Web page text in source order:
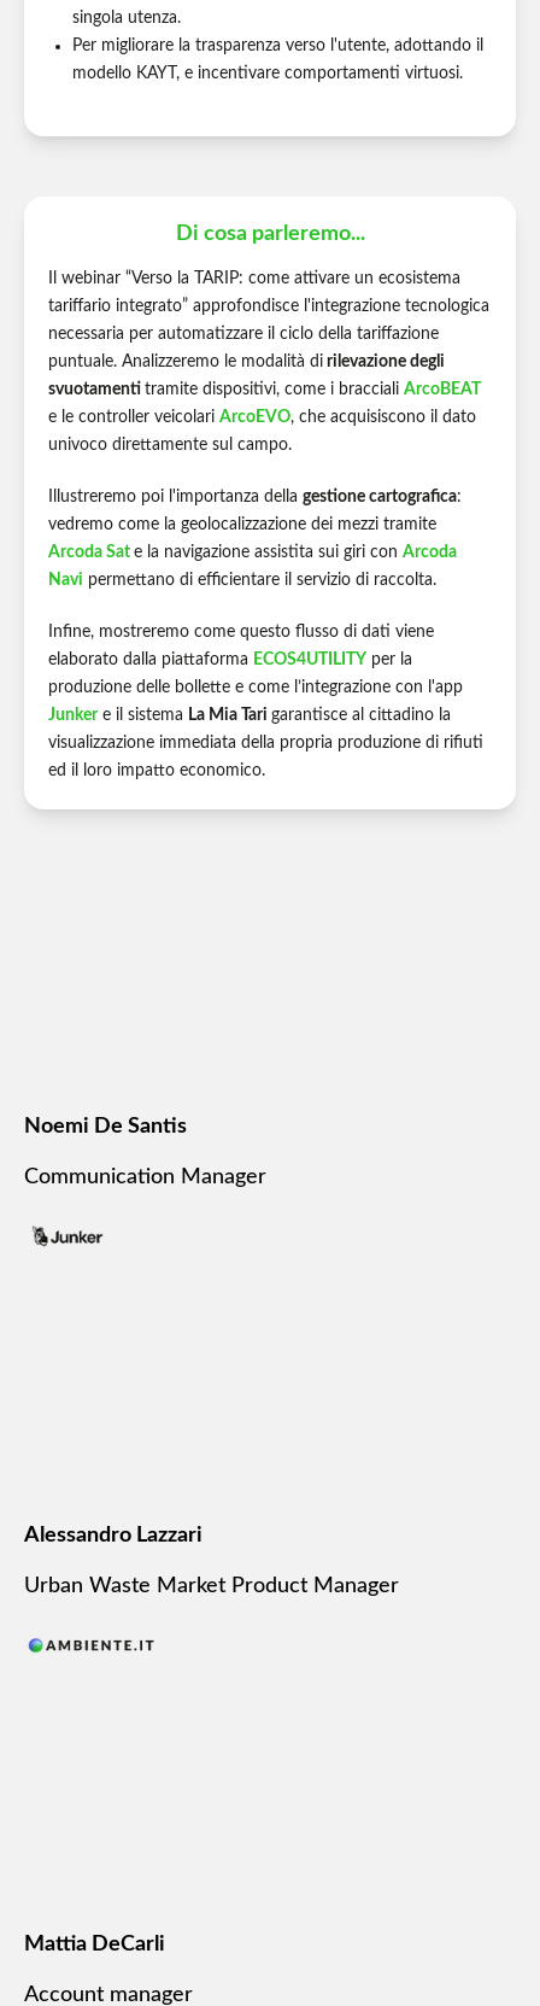
singola utenza.
Per migliorare la trasparenza verso l'utente, adottando il
modello KAYT, e incentivare comportamenti virtuosi.
Di cosa parleremo...
Il webinar “Verso la TARIP: come attivare un ecosistema
tariffario integrato” approfondisce l'integrazione tecnologica
necessaria per automatizzare il ciclo della tariffazione
puntuale. Analizzeremo le modalità di rilevazione degli
svuotamenti tramite dispositivi, come i bracciali ArcoBEAT
e le controller veicolari ArcoEVO, che acquisiscono il dato
univoco direttamente sul campo.
Illustreremo poi l'importanza della gestione cartografica:
vedremo come la geolocalizzazione dei mezzi tramite
Arcoda Sat e la navigazione assistita sui giri con Arcoda
Navi permettano di efficientare il servizio di raccolta.
Infine, mostreremo come questo flusso di dati viene
elaborato dalla piattaforma ECOS4UTILITY per la
produzione delle bollette e come l’integrazione con l'app
Junkere il sistema La Mia Tari garantisce al cittadino la
visualizzazione immediata della propria produzione di rifiuti
ed il loro impatto economico.
Noemi De Santis
Communication Manager
Alessandro Lazzari
Urban Waste Market Product Manager
Mattia DeCarli
Account manager